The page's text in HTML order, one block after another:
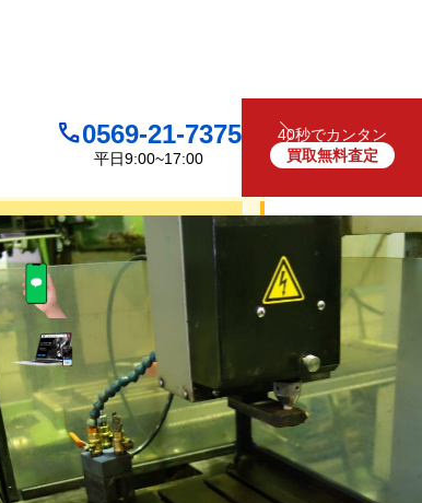
0569-21-7375
平日9:00~17:00
40秒でカンタン
買取無料査定
買取について
お見積り・査定は無料
LINEで査定 （友だち追加）
買取フォームで査定
お電話でも受け付けております
0569-21-7375
平日9:00~17:00